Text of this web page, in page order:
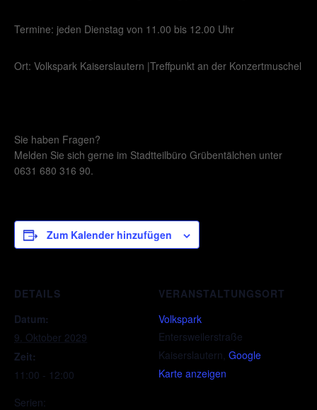
Termine: jeden Dienstag von 11.00 bis 12.00 Uhr
Ort: Volkspark Kaiserslautern |Treffpunkt an der Konzertmuschel
Sie haben Fragen?
Melden Sie sich gerne im Stadtteilbüro Grübentälchen unter
0631 680 316 90.
Zum Kalender hinzufügen
DETAILS
Datum:
9. Oktober 2029
Zeit:
11:00 - 12:00
Serien:
VERANSTALTUNGSORT
Volkspark
Entersweilerstraße
Kaiserslautern, Google
Karte anzeigen